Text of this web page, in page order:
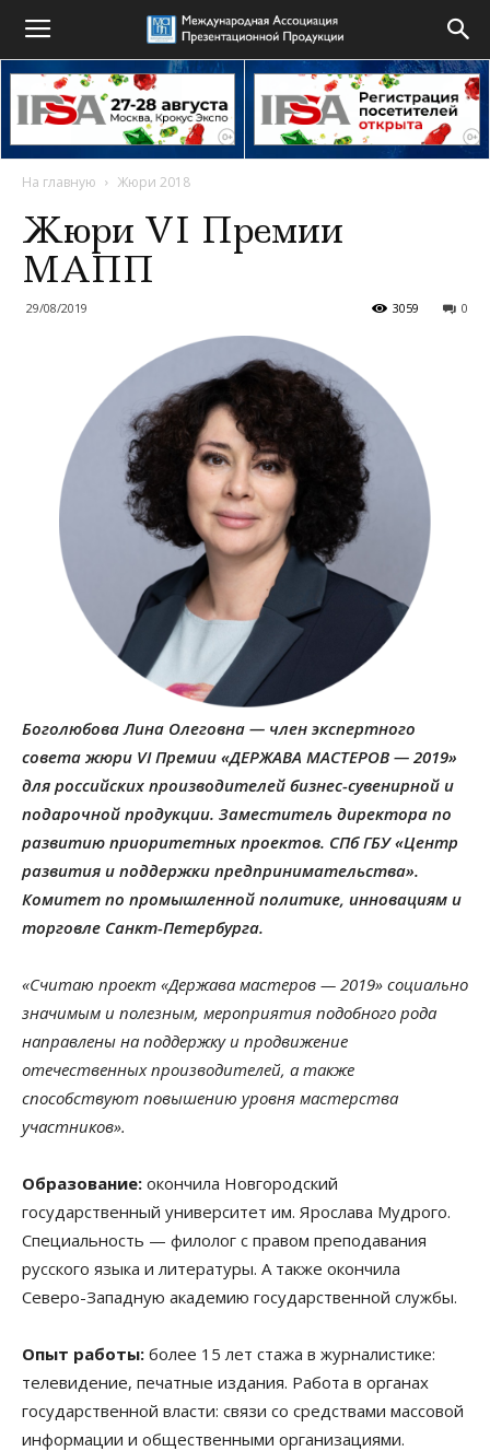
На главную Жюри 2018
Жюри VI Премии
МАПП
29/08/2019 0
3059
Боголюбова Лина Олеговна — член экспертного
совета жюри VI Премии «ДЕРЖАВА МАСТЕРОВ — 2019»
для российских производителей бизнес-сувенирной и
подарочной продукции. Заместитель директора по
развитию приоритетных проектов. СПб ГБУ «Центр
развития и поддержки предпринимательства».
Комитет по промышленной политике, инновациям и
торговле Санкт-Петербурга.
«Считаю проект «Держава мастеров — 2019» социально
значимым и полезным, мероприятия подобного рода
направлены на поддержку и продвижение
отечественных производителей, а также
способствуют повышению уровня мастерства
участников».
Образование: окончила Новгородский
государственный университет им. Ярослава Мудрого.
Специальность — филолог с правом преподавания
русского языка и литературы. А также окончила
Северо-Западную академию государственной службы.
Опыт работы: более 15 лет стажа в журналистике:
телевидение, печатные издания. Работа в органах
государственной власти: связи со средствами массовой
информации и общественными организациями.